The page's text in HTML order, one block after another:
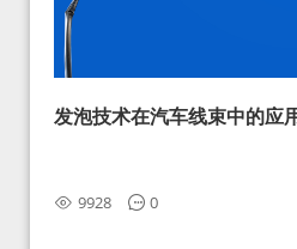
发泡技术在汽车线束中的应
9928 0